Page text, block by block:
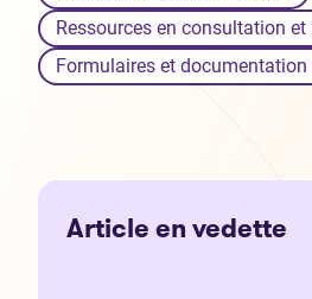
Ressources en consultation
Formulaires et
Article en vedette